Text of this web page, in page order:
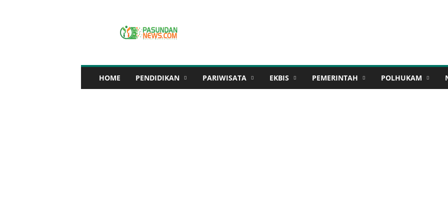
HOME PENDIDIKAN PARIWISATA EKBIS PEMERINTAH POLHUKAM